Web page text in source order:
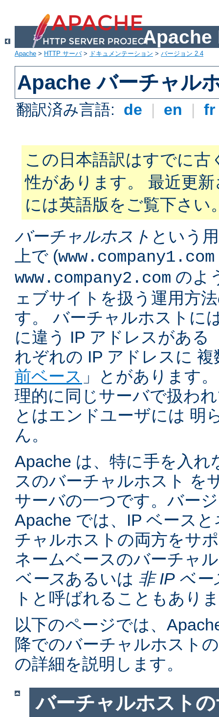
Apache
Apache > HTTP サーバ> ドキュメンテーション > バージョン 2.4
Apache バーチャル
翻訳済み言語: de | en |
この日本語訳はすでに古
性があります。 最近更
には英語版をご覧下さい
バーチャルホスト という
上で (www.company1.com
www.company2.com のよ
ェブサイトを扱う運用方
す。 バーチャルホストに
に違う IP アドレスがある
れぞれの IP アドレスに
前ベース 」とがあります
理的に同じサーバで扱わ
とはエンドユーザには 明
ん。
Apache は、特に手を入れ
スのバーチャルホスト を
サーバの一つです。バー
Apache では、IP ベース
チャルホストの両方をサ
ネームベースのバーチャ
ベースあるいは 非 IP ベー
トと呼ばれることもあり
以下のページでは、
降でのバーチャルホスト
の詳細を説明します。
バーチャルホスト